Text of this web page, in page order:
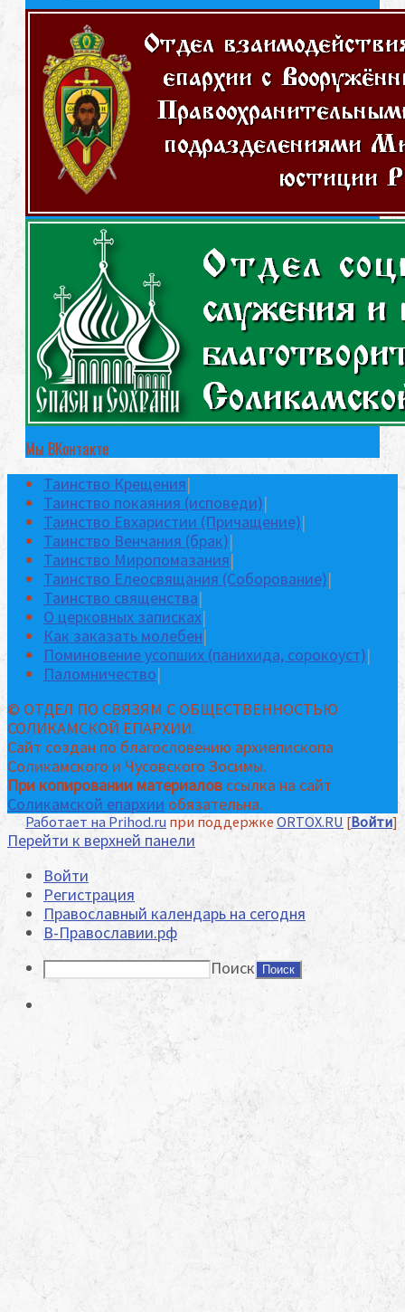
Мы ВКонтакте
Таинство Крещения|
Таинство покаяния (исповеди)|
Таинство Евхаристии (Причащение)|
Таинство Венчания (брак)|
Таинство Миропомазания|
Таинство Елеосвящания (Соборование)|
Таинство священства|
О церковных записках|
Как заказать молебен|
Поминовение усопших (панихида, сорокоуст)|
Паломничество|
© ОТДЕЛ ПО СВЯЗЯМ С ОБЩЕСТВЕННОСТЬЮ
СОЛИКАМСКОЙ ЕПАРХИИ.
Сайт создан по благословению архиепископа
Соликамского и Чусовского Зосимы.
При копировании материалов ссылка на сайт
Соликамской епархии обязательна.
Работает на Prihod.ru при поддержке ORTOX.RU [Войти]
Перейти к верхней панели
Войти
Регистрация
Православный календарь на сегодня
В-Православии.рф
Поиск